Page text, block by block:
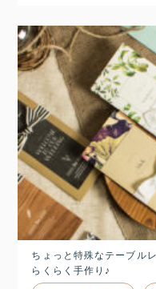
ちょっと特殊なテーブル
らくらく手作り♪